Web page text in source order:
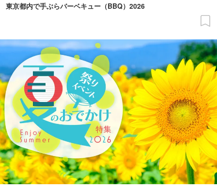
東京都内で手ぶらバーベキュー（BBQ）2026